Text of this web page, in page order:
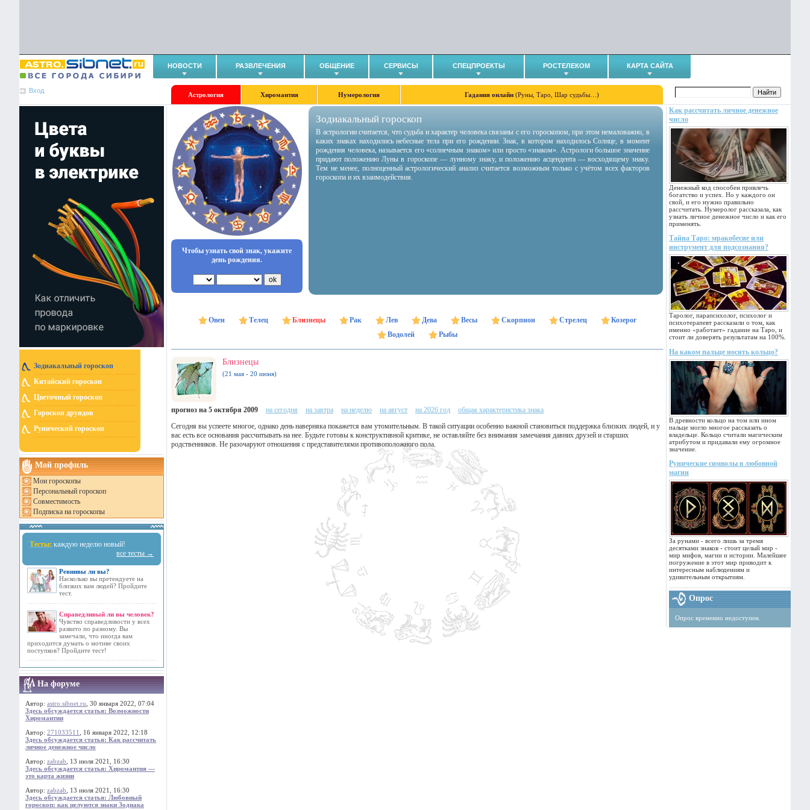
НОВОСТИ РАЗВЛЕЧЕНИЯ ОБЩЕНИЕ СЕРВИСЫ СПЕЦПРОЕКТЫ РОСТЕЛЕКОМ КАРТА САЙТА
Вход
Астрология Хиромантия Нумерология Гадания онлайн (Руны, Таро, Шар судьбы…)
Зодиакальный гороскоп
Китайский гороскоп
Цветочный гороскоп
Гороскоп друидов
Рунический гороскоп
Мой профиль
Мои гороскопы
Персональный гороскоп
Совместимость
Подписка на гороскопы
Тесты: каждую неделю новый!
все тесты →
Ревнивы ли вы?
Насколько вы претендуете на
близких вам людей? Пройдите
тест.
Справедливый ли вы человек?
Чувство справедливости у всех
развито по разному. Вы
замечали, что иногда вам
приходится думать о мотиве своих
поступков? Пройдите тест!
На форуме
Автор: astro.sibnet.ru , 30 января 2022, 07:04
Здесь обсуждается статья: Возможности
Хиромантии
Автор: 271033511
, 16 января 2022, 12:18
Здесь обсуждается статья: Как рассчитать
личное денежное число
Автор: zabzab , 13 июля 2021, 16:30
Здесь обсуждается статья: Хиромантия —
это карта жизни
Автор: zabzab , 13 июля 2021, 16:30
Здесь обсуждается статья: Любовный
гороскоп: как целуются знаки Зодиака
Как рассчитать личное денежное
число
Денежный код способен привлечь
богатство и успех. Но у каждого он
свой, и его нужно правильно
рассчитать. Нумеролог рассказала, как
узнать личное денежное число и как его
применять.
Тайна Таро: мракобесие или
инструмент для подсознания?
Таролог, парапсихолог, психолог и
психотерапевт рассказали о том, как
именно «работает» гадание на Таро, и
стоит ли доверять результатам на 100%.
На каком пальце носить кольцо?
В древности кольцо на том или ином
пальце могло многое рассказать о
владельце. Кольцо считали магическим
атрибутом и придавали ему огромное
значение.
Рунические символы в любовной
магии
За рунами - всего лишь за тремя
десятками знаков - стоит целый мир -
мир мифов, магии и истории. Малейшее
погружение в этот мир приводит к
интересным наблюдениям и
удивительным открытиям.
Опрос
Опрос временно недоступен.
Чтобы узнать свой знак, укажите
день рождения.
Зодиакальный гороскоп
В астрологии считается, что судьба и характер человека связаны с его гороскопом, при этом немаловажно, в
каких знаках находились небесные тела при его рождении. Знак, в котором находилось Солнце, в момент
рождения человека, называется его «солнечным знаком» или просто «знаком». Астрологи большое значение
придают положению Луны в гороскопе — лунному знаку, и положению асцендента — восходящему знаку.
Тем не менее, полноценный астрологический анализ считается возможным только с учётом всех факторов
гороскопа и их взаимодействия.
Овен Телец Близнецы Рак Лев Дева Весы Скорпион Стрелец
Козерог
Водолей
Рыбы
Близнецы
(21 мая - 20 июня)
прогноз на 5 октября 2009 на сегодня на завтра на неделю на август на 2026 год
общая характеристика знака
Сегодня вы успеете многое, однако день наверняка покажется вам утомительным. В такой ситуации особенно важной становиться поддержка близких людей, и у
вас есть все основания рассчитывать на нее. Будьте готовы к конструктивной критике, не оставляйте без внимания замечания давних друзей и старших
родственников. Не разочаруют отношения с представителями противоположного пола.